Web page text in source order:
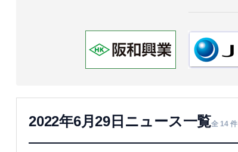
2022年6月29日ニュース一覧全 14 件